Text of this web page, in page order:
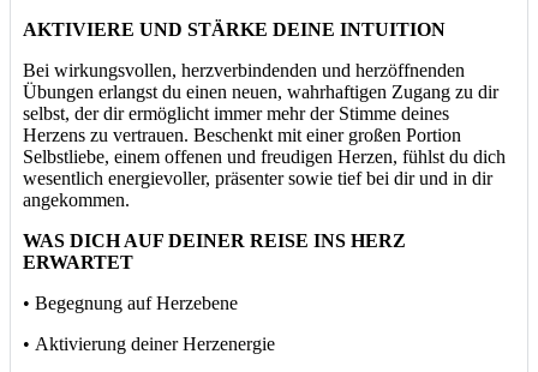
AKTIVIERE UND STÄRKE DEINE INTUITION
Bei wirkungsvollen, herzverbindenden und herzöffnenden
Übungen erlangst du einen neuen, wahrhaftigen Zugang zu dir
selbst, der dir ermöglicht immer mehr der Stimme deines
Herzens zu vertrauen. Beschenkt mit einer großen Portion
Selbstliebe, einem offenen und freudigen Herzen, fühlst du dich
wesentlich energievoller, präsenter sowie tief bei dir und in dir
angekommen.
WAS DICH AUF DEINER REISE INS HERZ
ERWARTET
• Begegnung auf Herzebene
• Aktivierung deiner Herzenergie